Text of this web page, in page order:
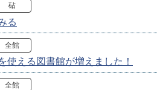
砧
る
全館
使える図書館が増えました！
全館